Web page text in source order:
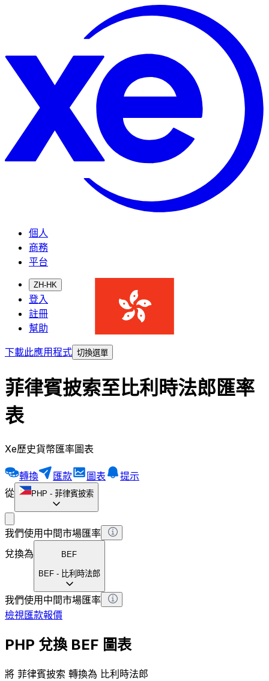
個人
商務
平台
ZH-HK
登入
註冊
幫助
下載此應用程式 切換選單
菲律賓披索至比利時法郎匯率
表
Xe歷史貨幣匯率圖表
轉換 匯款 圖表
提示
從
PHP - 菲律賓披索
我們使用中間市場匯率
兌換為
BEF
BEF - 比利時法郎
我們使用中間市場匯率
檢視匯款報價
PHP 兌換 BEF 圖表
將 菲律賓披索 轉換為 比利時法郎